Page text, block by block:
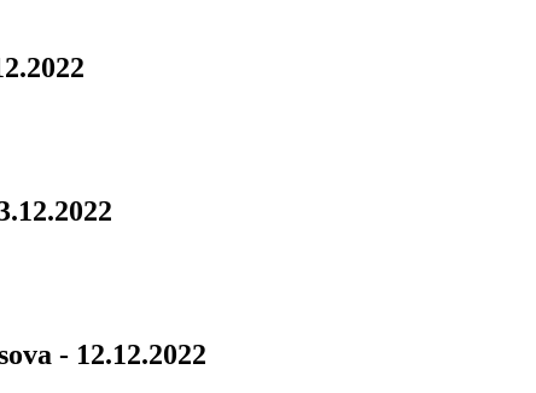
- 12.12.2022